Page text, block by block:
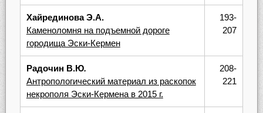
Хайрединова Э.А.
Каменоломня на подъемной дороге
городища Эски-Кермен
193-
207
Радочин В.Ю.
Антропологический материал из раскопок
некрополя Эски-Кермена в 2015 г.
208-
221